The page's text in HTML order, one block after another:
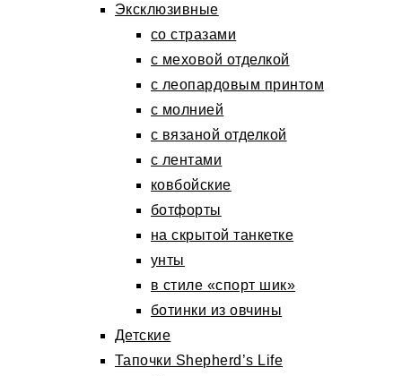
Эксклюзивные
со стразами
с меховой отделкой
с леопардовым принтом
с молнией
с вязаной отделкой
с лентами
ковбойские
ботфорты
на скрытой танкетке
унты
в стиле «спорт шик»
ботинки из овчины
Детские
Тапочки Shepherd’s Life